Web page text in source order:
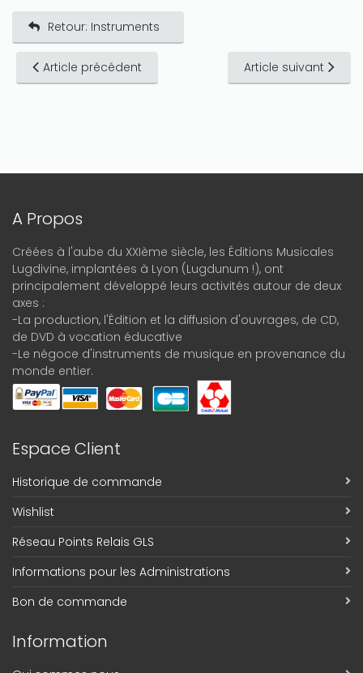
Retour: Instruments
Article précédent Article suivant
A Propos
Créées à l'aube du XXIème siècle, les Éditions Musicales
Lugdivine, implantées à Lyon (Lugdunum !), ont
principalement développé leurs activités autour de deux
axes :
-La production, l'Édition et la diffusion d'ouvrages, de CD,
de DVD à vocation éducative
-Le négoce d'instruments de musique en provenance du
monde entier.
Espace Client
Historique de commande
Wishlist
Réseau Points Relais GLS
Informations pour les Administrations
Bon de commande
Information